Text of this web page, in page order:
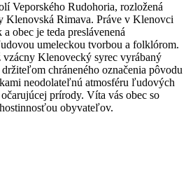
Veporského Rudohoria, rozložená
Klenovská Rimava. Práve v Klenovci
obec je teda preslávenená
umeleckou tvorbou a folklórom.
vzácny Klenovecký syrec vyrábaný
chráneného označenia pôvodu
neodolateľnú atmosféru ľudových
prírody. Víta vás obec so
obyvateľov.